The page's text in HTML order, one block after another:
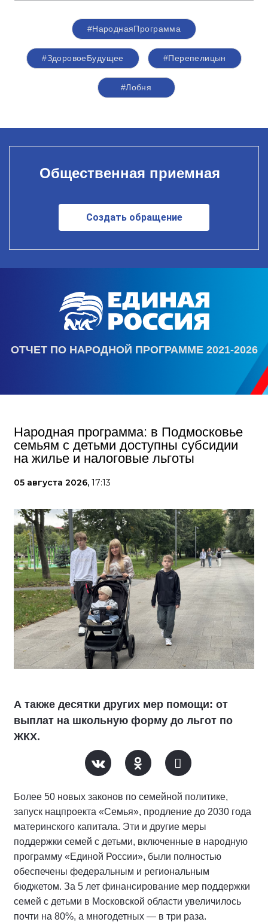
#НароднаяПрограмма
#ЗдоровоеБудущее #Перепелицын
#Лобня
Общественная приемная
Создать обращение
ОТЧЕТ ПО НАРОДНОЙ ПРОГРАММЕ 2021-2026
Народная программа: в Подмосковье
семьям с детьми доступны субсидии
на жилье и налоговые льготы
05 августа 2026, 17:13
А также десятки других мер помощи: от
выплат на школьную форму до льгот по
ЖКХ.
Более 50 новых законов по семейной политике,
запуск нацпроекта «Семья», продление до 2030 года
материнского капитала. Эти и другие меры
поддержки семей с детьми, включенные в народную
программу «Единой России», были полностью
обеспечены федеральным и региональным
бюджетом. За 5 лет финансирование мер поддержки
семей с детьми в Московской области увеличилось
почти на 80%, а многодетных — в три раза.